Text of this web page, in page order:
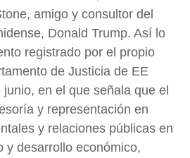
amigo y consultor del
Donald Trump. Así lo
registrado por el propio
de Justicia de EE
en el que señala que el
y representación en
y relaciones públicas en
y desarrollo económico,